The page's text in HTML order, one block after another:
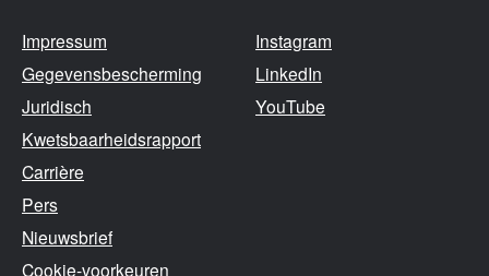
Impressum
Gegevensbescherming
Juridisch
Kwetsbaarheidsrapport
Carrière
Pers
Nieuwsbrief
Cookie-voorkeuren
Instagram
LinkedIn
YouTube